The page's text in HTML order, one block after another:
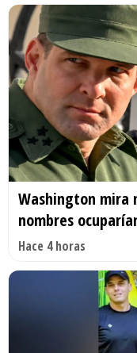
Washington mira
nombres
Hace 4 horas